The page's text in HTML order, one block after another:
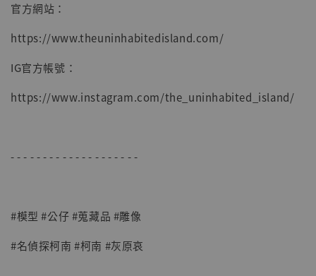
官方網站：
https://www.theuninhabitedisland.com/
IG官方帳號：
https://www.instagram.com/the_uninhabited_island/
- - - - - - - - - - - - - - - - - - - -
#模型 #公仔 #蒐藏品 #雕像
#名偵探柯南 #柯南 #灰原哀